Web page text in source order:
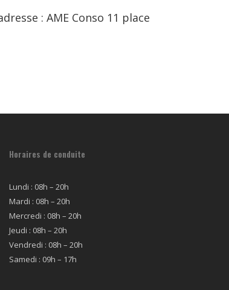
: AME Conso 11 place
Horaires de conduite
Lundi : 08h – 20h
Mardi : 08h – 20h
Mercredi : 08h – 20h
Jeudi : 08h – 20h
Vendredi : 08h – 20h
Samedi : 09h – 17h